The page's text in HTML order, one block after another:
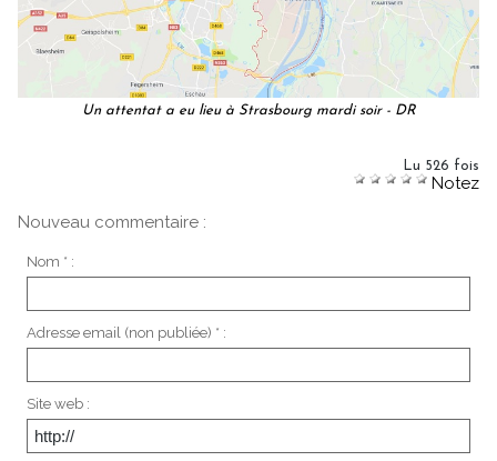
Un attentat a eu lieu à Strasbourg mardi soir - DR
Lu 526 fois
Notez
Nouveau commentaire :
Nom * :
Adresse email (non publiée) * :
Site web :